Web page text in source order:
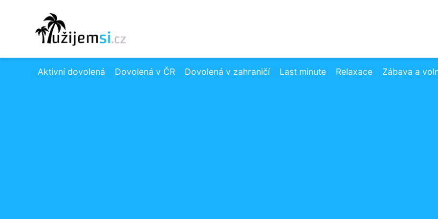
Aktivní dovolená Dovolená v ČR Dovolená v zahraničí Last minute Relaxace Zábava a